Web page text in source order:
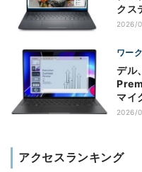
クス
2026/
ワー
デル
マイ
2026/
アクセスランキング